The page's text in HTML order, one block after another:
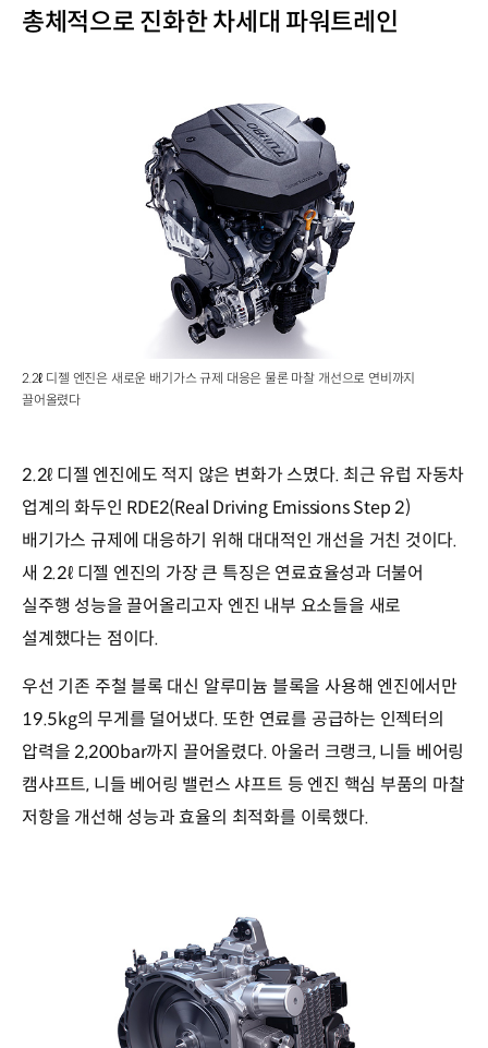
총체적으로 진화한 차세대 파워트레인
2.2ℓ 디젤 엔진은 새로운 배기가스 규제 대응은 물론 마찰 개선으로 연비까지
끌어올렸다
2.2ℓ 디젤 엔진에도 적지 않은 변화가 스몄다. 최근 유럽 자동차
업계의 화두인 RDE2(Real Driving Emissions Step 2)
배기가스 규제에 대응하기 위해 대대적인 개선을 거친 것이다.
새 2.2ℓ 디젤 엔진의 가장 큰 특징은 연료효율성과 더불어
실주행 성능을 끌어올리고자 엔진 내부 요소들을 새로
설계했다는 점이다.
우선 기존 주철 블록 대신 알루미늄 블록을 사용해 엔진에서만
19.5kg의 무게를 덜어냈다. 또한 연료를 공급하는 인젝터의
압력을 2,200bar까지 끌어올렸다. 아울러 크랭크, 니들 베어링
캠샤프트, 니들 베어링 밸런스 샤프트 등 엔진 핵심 부품의 마찰
저항을 개선해 성능과 효율의 최적화를 이룩했다.